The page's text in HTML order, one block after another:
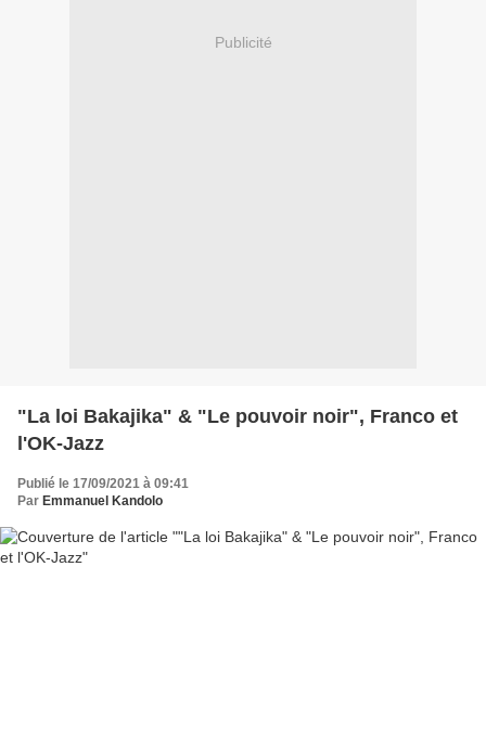
Publicité
"La loi Bakajika" & "Le pouvoir noir", Franco et
l'OK-Jazz
Publié le 17/09/2021 à 09:41
Par Emmanuel Kandolo